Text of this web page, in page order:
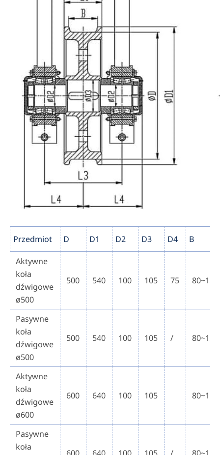
Przedmiot D D1 D2 D3 D4 B
Aktywne
koła
dźwigowe
ø500
500 540 100 105 75 80~130
Pasywne
koła
dźwigowe
ø500
500 540 100 105 / 80~130
Aktywne
koła
dźwigowe
ø600
600 640 100 105 80~150
Pasywne
koła